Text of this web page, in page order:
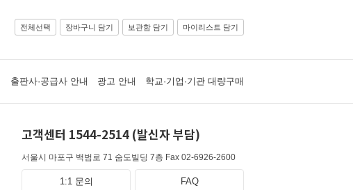
전체선택 장바구니 담기 보관함 담기 마이리스트 담기
출판사·공급사 안내 광고 안내 학교·기업·기관 대량구매
고객센터 1544-2514 (발신자 부담)
서울시 마포구 백범로 71 숨도빌딩 7층 Fax 02-6926-2600
1:1 문의 FAQ